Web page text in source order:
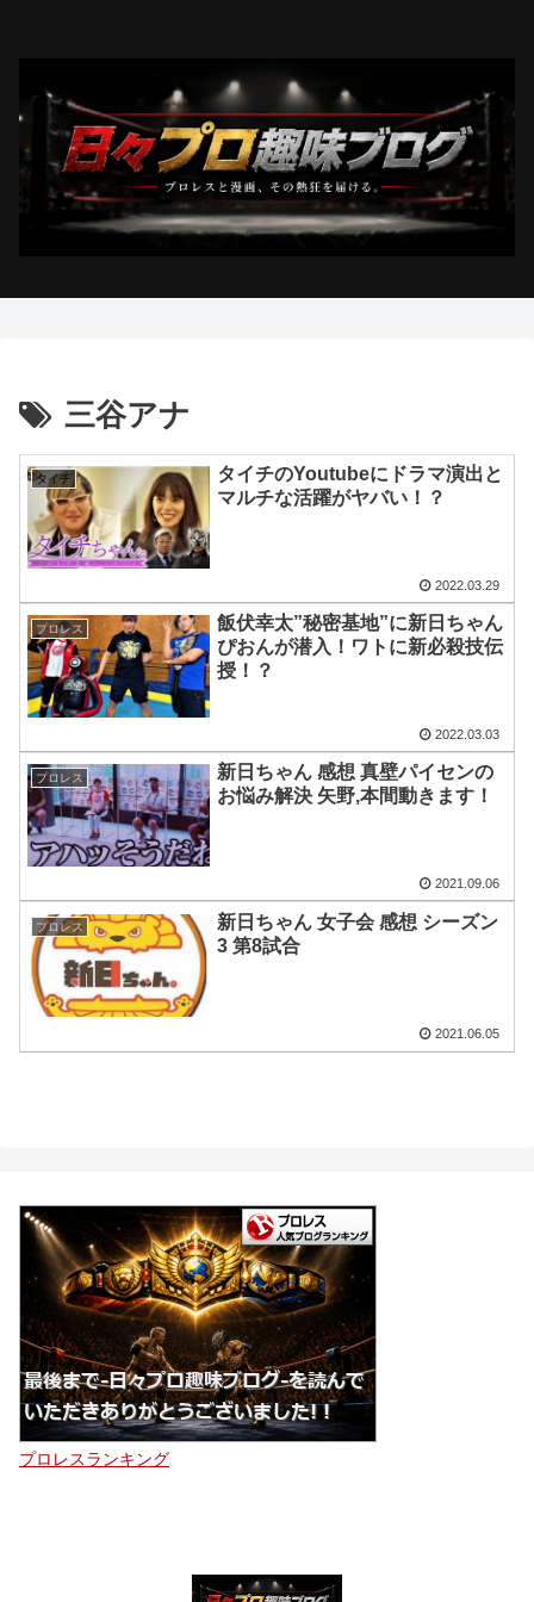
三谷アナ
タイチ
タイチのYoutubeにドラマ演出と
マルチな活躍がヤバい！？
2022.03.29
プロレス
飯伏幸太”秘密基地”に新日ちゃん
ぴおんが潜入！ワトに新必殺技伝
授！？
2022.03.03
プロレス
新日ちゃん 感想 真壁パイセンの
お悩み解決 矢野,本間動きます！
2021.09.06
プロレス
新日ちゃん 女子会 感想 シーズン
3 第8試合
2021.06.05
プロレスランキング